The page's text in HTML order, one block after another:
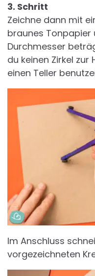
3. Schritt
Zeichne dann mit
braunes Tonpapier
Durchmesser
du keinen Zirkel
einen Teller
Im Anschluss
vorgezeichneten